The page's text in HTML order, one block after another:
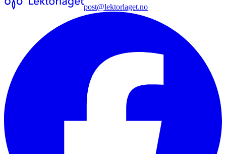
post@lektorlaget.no